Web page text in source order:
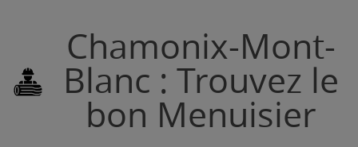
Chamonix-Mont-
Blanc : Trouvez le
bon Menuisier